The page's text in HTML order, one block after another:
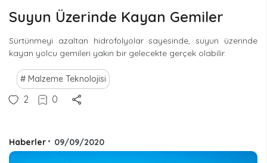
Suyun Üzerinde Kayan Gemiler
Sürtünmeyi azaltan hidrofolyolar sayesinde, suyun üzerinde
kayan yolcu gemileri yakın bir gelecekte gerçek olabilir.
Malzeme Teknolojisi
2 0
Haberler • 09/09/2020